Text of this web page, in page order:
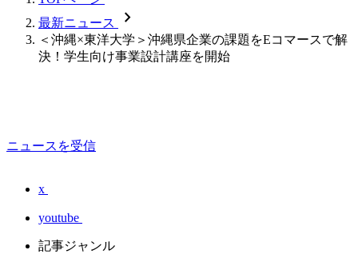
最新ニュース chevron_forward
＜沖縄×東洋大学＞沖縄県企業の課題をEコマースで解
決！学生向け事業設計講座を開始
ニュースを受信
x
youtube
記事ジャンル